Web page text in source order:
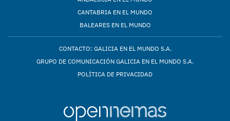
CANTABRIA EN EL MUNDO
BALEARES EN EL MUNDO
CONTACTO: GALICIA EN EL MUNDO S.A.
GRUPO DE COMUNICACIÓN GALICIA EN EL MUNDO S.A.
POLÍTICA DE PRIVACIDAD